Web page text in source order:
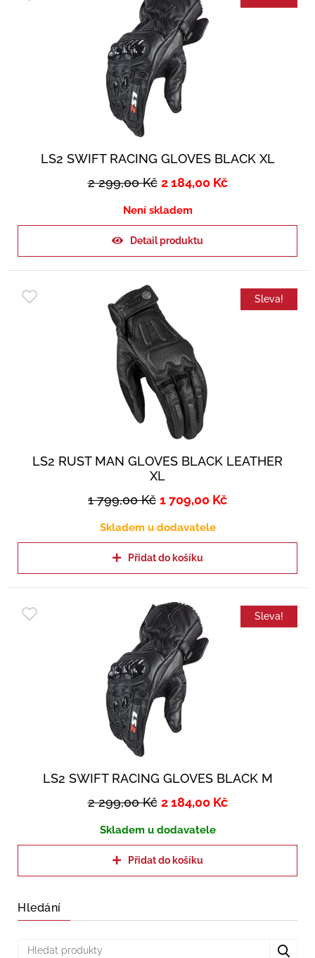
LS2 SWIFT RACING GLOVES BLACK XL
2 299,00Kč 2 184,00 Kč
Není skladem
Detail produktu
Sleva!
LS2 RUST MAN GLOVES BLACK LEATHER
XL
1 799,00Kč 1 709,00 Kč
Skladem u dodavatele
Přidat do košíku
Sleva!
LS2 SWIFT RACING GLOVES BLACK M
2 299,00Kč 2 184,00 Kč
Skladem u dodavatele
Přidat do košíku
Hledání